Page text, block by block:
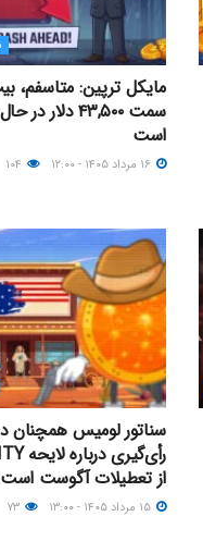
مایکل ترپین: متاسفم،
سمت ۴۳,۵۰۰ دلار
است
سناتور لومیس همچنان
از تعطیلات آگوست است